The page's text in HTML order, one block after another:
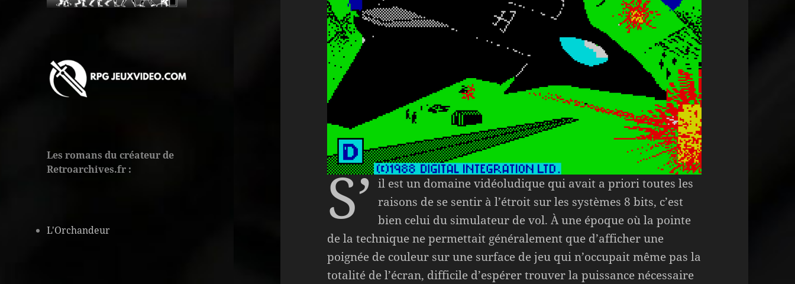
Les romans du créateur de
Retroarchives.fr :
L'Orchandeur S’ il est un domaine vidéoludique qui avait a priori toutes les
raisons de se sentir à l’étroit sur les systèmes 8 bits, c’est
bien celui du simulateur de vol. À une époque où la pointe
de la technique ne permettait généralement que d’afficher une
poignée de couleur sur une surface de jeu qui n’occupait même pas la
totalité de l’écran, difficile d’espérer trouver la puissance nécessaire